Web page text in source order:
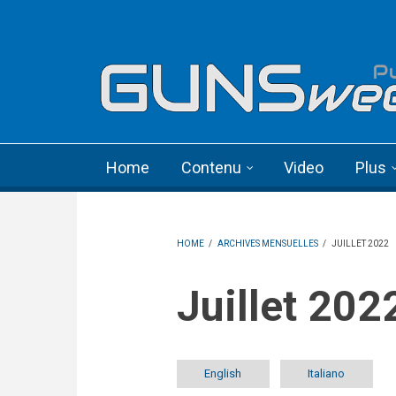
Home Contenu Video Plus
HOME / ARCHIVES MENSUELLES / JUILLET 2022
juillet
English Italiano